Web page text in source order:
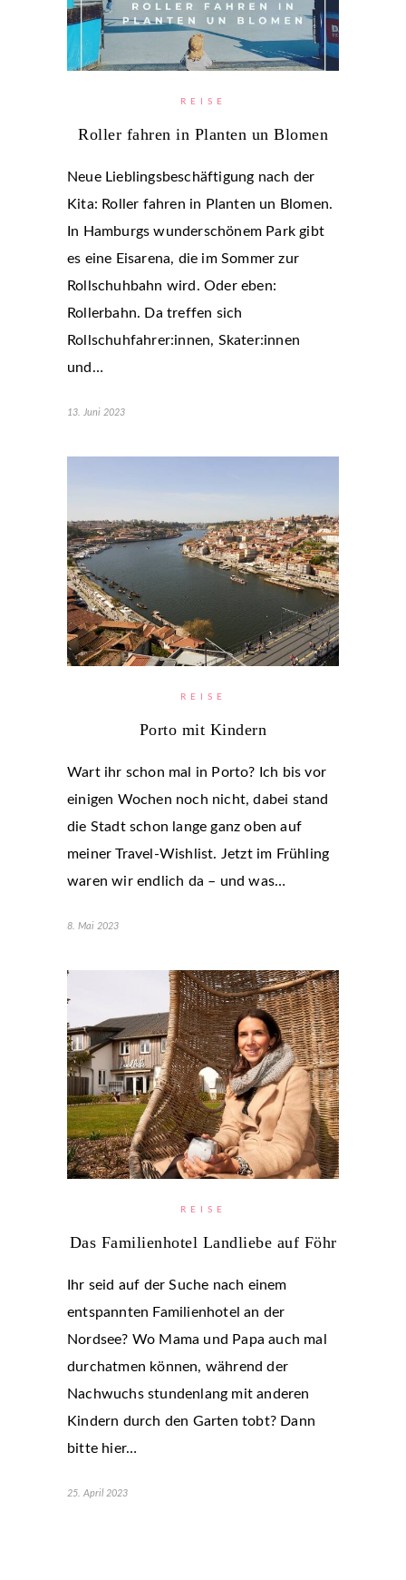
REISE
Roller fahren in Planten un Blomen
Neue Lieblingsbeschäftigung nach der
Kita: Roller fahren in Planten un Blomen.
In Hamburgs wunderschönem Park gibt
es eine Eisarena, die im Sommer zur
Rollschuhbahn wird. Oder eben:
Rollerbahn. Da treffen sich
Rollschuhfahrer:innen, Skater:innen
und…
13. Juni 2023
REISE
Porto mit Kindern
Wart ihr schon mal in Porto? Ich bis vor
einigen Wochen noch nicht, dabei stand
die Stadt schon lange ganz oben auf
meiner Travel-Wishlist. Jetzt im Frühling
waren wir endlich da – und was…
8. Mai 2023
REISE
Das Familienhotel Landliebe auf Föhr
Ihr seid auf der Suche nach einem
entspannten Familienhotel an der
Nordsee? Wo Mama und Papa auch mal
durchatmen können, während der
Nachwuchs stundenlang mit anderen
Kindern durch den Garten tobt? Dann
bitte hier…
25. April 2023